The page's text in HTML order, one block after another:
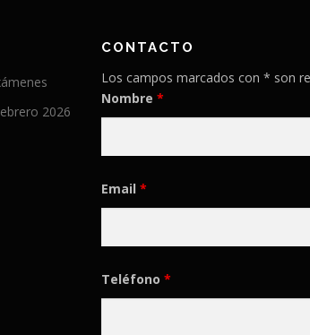
2026
CONTACTO
Los campos marcados con * son
Nombre *
Email *
Teléfono *